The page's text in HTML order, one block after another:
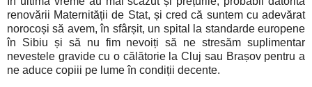
renovării Maternității de Stat, și cred că suntem cu adevărat
norocoși să avem, în sfârșit, un spital la standarde europene
în Sibiu și să nu fim nevoiți să ne stresăm suplimentar
nevestele gravide cu o călătorie la Cluj sau Brașov pentru a
ne aduce copiii pe lume în condiții decente.